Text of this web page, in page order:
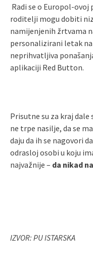
Radi se o Europol-
roditelji mogu dobiti
namijenjenih žrtvama
personalizirani letak
neprihvatljiva
aplikaciji Red Button.
Prisutne su za kraj dale
ne trpe nasilje, da se
daju da ih se nagovori
odrasloj osobi u koju
najvažnije – da nikad
IZVOR: PU ISTARSKA